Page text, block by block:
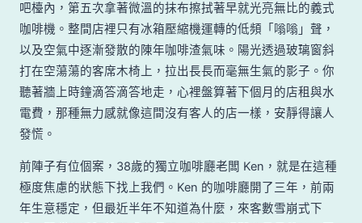
吧檯內，第五次拿著微溫的抹布擦拭著早就光亮無比的義式
咖啡機。整間店裡只有冰箱壓縮機運轉的低頻「嗡嗡」聲，
以及空氣中逐漸發散的陳年咖啡渣氣味。陽光透過玻璃窗斜
打在空蕩蕩的客席木椅上，拉出長長而毫無生氣的影子。你
聽著牆上時鐘滴答滴答地走，心裡盤算著下個月的店租與水
電費，那種無力感就像這間沒有客人的店一樣，安靜得讓人
發慌。
前陣子有位個案，38歲的獨立咖啡廳老闆 Ken，就是在這種
極度焦慮的狀態下找上我們。Ken 的咖啡廳開了三年，前兩
年生意穩定，但最近半年不知道為什麼，來客數雪崩式下